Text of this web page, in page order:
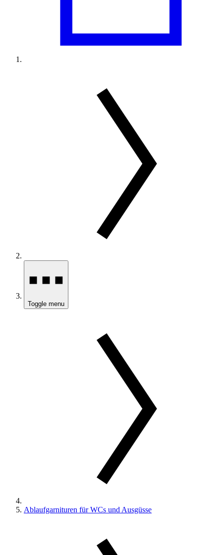
Toggle menu
Ablaufgarnituren für WCs und Ausgüsse